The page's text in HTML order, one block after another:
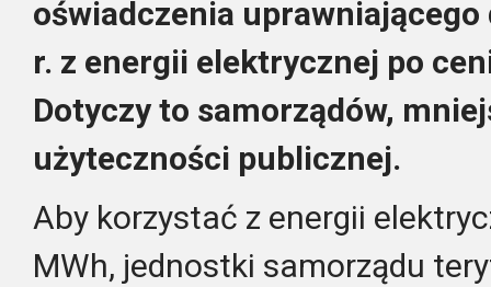
oświadczenia
r. z energii elektrycznej po
Dotyczy to samorządów,
użyteczności publicznej.
Aby korzystać z energii
MWh, jednostki samorządu